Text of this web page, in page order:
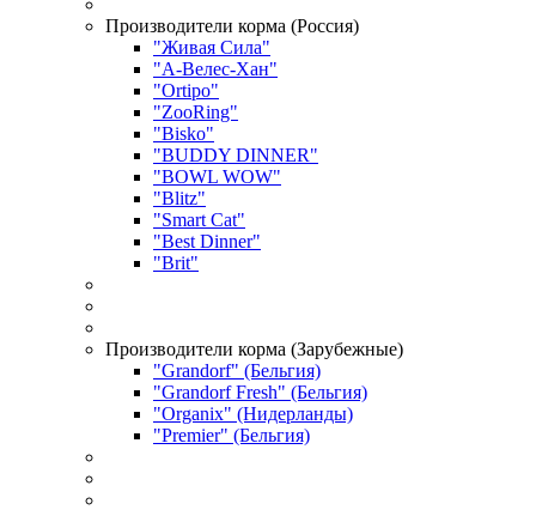
Производители корма (Россия)
"Живая Сила"
"А-Велес-Хан"
"Ortipo"
"ZooRing"
"Bisko"
"BUDDY DINNER"
"BOWL WOW"
"Blitz"
"Smart Cat"
"Best Dinner"
"Brit"
Производители корма (Зарубежные)
"Grandorf" (Бельгия)
"Grandorf Fresh" (Бельгия)
"Organix" (Нидерланды)
"Premier" (Бельгия)